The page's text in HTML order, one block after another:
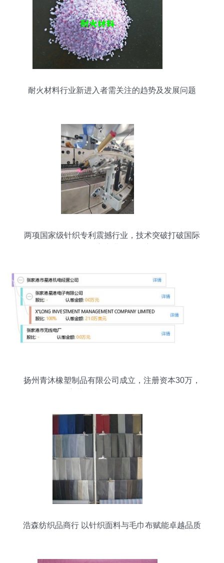
耐火材料行业新进入者需关注的趋势及发展问题
两项国家级针织专利震撼行业，技术突破打破国际
扬州青沐橡塑制品有限公司成立，注册资本30万，
浩森纺织品商行 以针织面料与毛巾布赋能卓越品质